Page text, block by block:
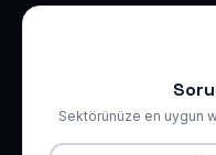
Sektörünüze en uygun